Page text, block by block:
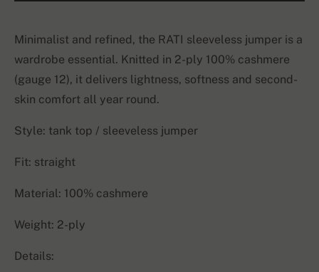
Minimalist and refined, the RATI sleeveless jumper is a
wardrobe essential. Knitted in 2-ply 100% cashmere
(gauge 12), it delivers lightness, softness and second-
skin comfort all year round.
Style: tank top / sleeveless jumper
Fit: straight
Material: 100% cashmere
Weight: 2-ply
Details: